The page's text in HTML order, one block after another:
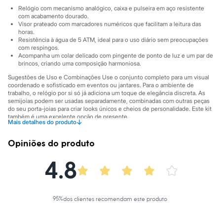
Acessórios
Blusas
Calçados
Leggings
Shorts e Bermudas
Tops
Moda íntima
Calcinhas
Cintas e Modeladores
Meias
Pijamas
Sutiãs e Tops
Moda praia
Biquínis
Saídas de praia
Blusas e Camisetas
Relógio com mecanismo analógico, caixa e pulseira em aço resistente
com acabamento dourado.
Visor prateado com marcadores numéricos que facilitam a leitura das
horas.
Resistência à água de 5 ATM, ideal para o uso diário sem preocupações
com respingos.
Acompanha um colar delicado com pingente de ponto de luz e um par de
brincos, criando uma composição harmoniosa.
Sugestões de Uso e Combinações Use o conjunto completo para um visual
coordenado e sofisticado em eventos ou jantares. Para o ambiente de
trabalho, o relógio por si só já adiciona um toque de elegância discreta. As
semijoias podem ser usadas separadamente, combinadas com outras peças
do seu porta-joias para criar looks únicos e cheios de personalidade. Este kit
também é uma excelente opção de presente.
Mais detalhes do produto↓
Informacoes gerais:
Dourado
Marcas:
C&A
Gênero
Feminino
Opiniões do produto
4.8
95%dos clientes recomendam este produto